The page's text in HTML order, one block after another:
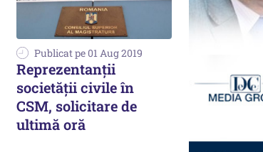
Publicat pe 01 Aug 2019
Reprezentanţii
societăţii civile în
CSM, solicitare de
ultimă oră